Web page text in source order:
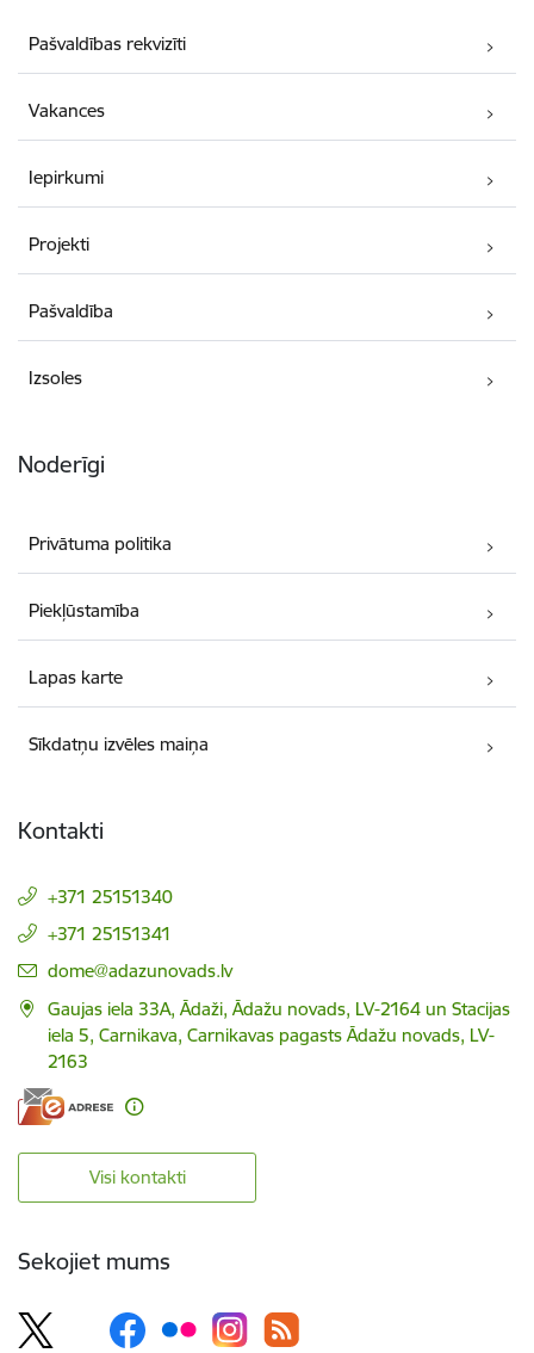
Pašvaldības rekvizīti
Vakances
Iepirkumi
Projekti
Pašvaldība
Izsoles
Noderīgi
Privātuma politika
Piekļūstamība
Lapas karte
Sīkdatņu izvēles maiņa
Kontakti
+371 25151340
+371 25151341
E-pasts:
dome@adazunovads.lv
Gaujas iela 33A, Ādaži, Ādažu novads, LV-2164 un Stacijas
iela 5, Carnikava, Carnikavas pagasts Ādažu novads, LV-
2163
Visi kontakti
Sekojiet mums